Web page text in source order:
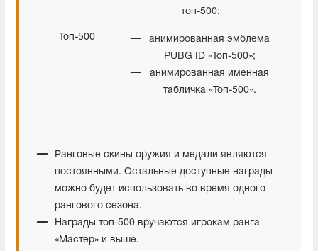
Топ-500
топ-500:
анимированная эмблема
PUBG ID «Топ-500»;
анимированная именная
табличка «Топ-500».
Ранговые скины оружия и медали являются
постоянными. Остальные доступные награды
можно будет использовать во время одного
рангового сезона.
Награды топ-500 вручаются игрокам ранга
«Мастер» и выше.